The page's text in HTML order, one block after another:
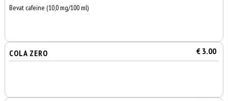
Bevat cafeïne (10,0 mg/100 ml)
COLA ZERO € 3.00